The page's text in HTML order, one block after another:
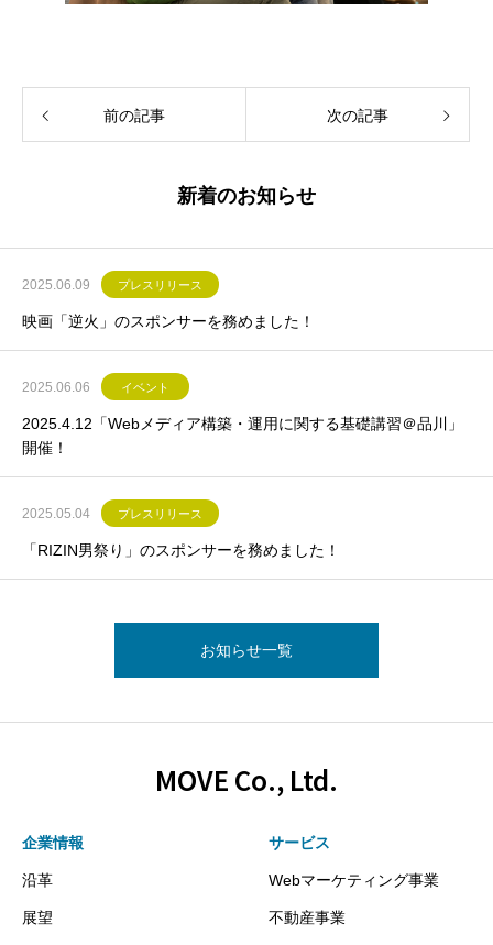
前の記事 次の記事
新着のお知らせ
2025.06.09 プレスリリース
映画「逆火」のスポンサーを務めました！
2025.06.06 イベント
2025.4.12「Webメディア構築・運用に関する基礎講習＠品川」
開催！
2025.05.04 プレスリリース
「RIZIN男祭り」のスポンサーを務めました！
お知らせ一覧
MOVE Co., Ltd.
企業情報
沿革
展望
サービス
Webマーケティング事業
不動産事業